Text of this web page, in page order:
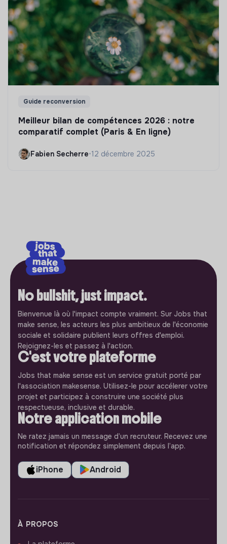
Guide reconversion
Meilleur bilan de compétences 2026 : notre
comparatif complet (Paris & En ligne)
Fabien Secherre•12 décembre 2025
No bullshit, just impact.
Bienvenue là où l'impact compte vraiment. Sur Jobs that
make sense, les acteurs les plus ambitieux de l'économie
sociale et solidaire publient leurs offres d'emploi.
Rejoignez-les et passez à l'action.
C'est votre plateforme
Jobs that make sense est un service gratuit porté par
l'association makesense. Utilisez-le pour accélerer votre
projet et participez à construire une société plus
respectueuse, inclusive et durable.
Notre application mobile
Ne ratez jamais un message d’un recruteur. Recevez une
notification et répondez simplement depuis l’app.
iPhone Android
À PROPOS